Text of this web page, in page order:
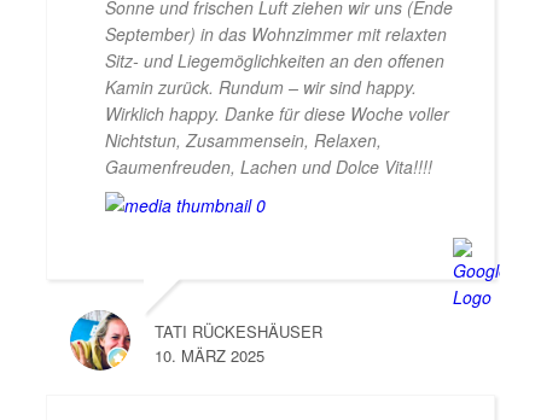
Sonne und frischen Luft ziehen wir uns (Ende
September) in das Wohnzimmer mit relaxten
Sitz- und Liegemöglichkeiten an den offenen
Kamin zurück. Rundum – wir sind happy.
Wirklich happy. Danke für diese Woche voller
Nichtstun, Zusammensein, Relaxen,
Gaumenfreuden, Lachen und Dolce Vita!!!!
TATI RÜCKESHÄUSER
10. MÄRZ 2025